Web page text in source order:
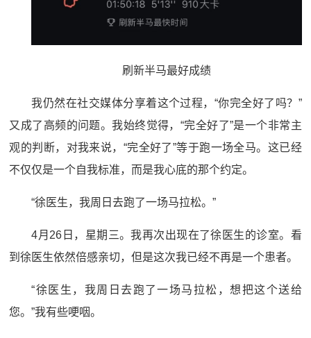
刷新半马最好成绩
我仍然在社交媒体分享着这个过程，“你完全好了吗？”
又成了高频的问题。我始终觉得，“完全好了”是一个非常主
观的判断，对我来说，“完全好了”等于跑一场全马。这已经
不仅仅是一个自我标准，而是我心底的那个约定。
“徐医生，我周日去跑了一场马拉松。”
4月26日，星期三。我再次出现在了徐医生的诊室。看
到徐医生依然倍感亲切，但是这次我已经不再是一个患者。
“徐医生，我周日去跑了一场马拉松，想把这个送给
您。”我有些哽咽。